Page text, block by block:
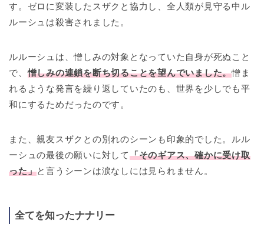
す。ゼロに変装したスザクと協力し、全人類が見守る中ル
ルーシュは殺害されました。
ルルーシュは、憎しみの対象となっていた自身が死ぬこと
で、憎しみの連鎖を断ち切ることを望んでいました。憎ま
れるような発言を繰り返していたのも、世界を少しでも平
和にするためだったのです。
また、親友スザクとの別れのシーンも印象的でした。ルル
ーシュの最後の願いに対して「そのギアス、確かに受け取
った」と言うシーンは涙なしには見られません。
全てを知ったナナリー